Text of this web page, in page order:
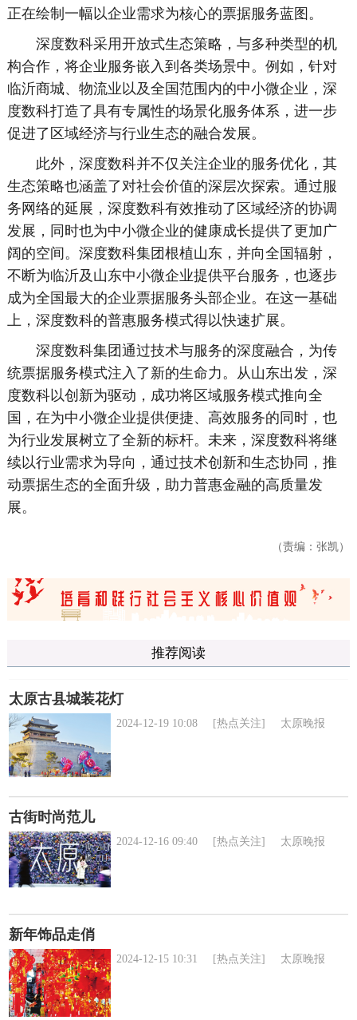
正在绘制一幅以企业需求为核心的票据服务蓝图。
深度数科采用开放式生态策略，与多种类型的机
构合作，将企业服务嵌入到各类场景中。例如，针对
临沂商城、物流业以及全国范围内的中小微企业，深
度数科打造了具有专属性的场景化服务体系，进一步
促进了区域经济与行业生态的融合发展。
此外，深度数科并不仅关注企业的服务优化，其
生态策略也涵盖了对社会价值的深层次探索。通过服
务网络的延展，深度数科有效推动了区域经济的协调
发展，同时也为中小微企业的健康成长提供了更加广
阔的空间。深度数科集团根植山东，并向全国辐射，
不断为临沂及山东中小微企业提供平台服务，也逐步
成为全国最大的企业票据服务头部企业。在这一基础
上，深度数科的普惠服务模式得以快速扩展。
深度数科集团通过技术与服务的深度融合，为传
统票据服务模式注入了新的生命力。从山东出发，深
度数科以创新为驱动，成功将区域服务模式推向全
国，在为中小微企业提供便捷、高效服务的同时，也
为行业发展树立了全新的标杆。未来，深度数科将继
续以行业需求为导向，通过技术创新和生态协同，推
动票据生态的全面升级，助力普惠金融的高质量发
展。
（责编：张凯）
推荐阅读
太原古县城装花灯
2024-12-19 10:08 [热点关注] 太原晚报
古街时尚范儿
2024-12-16 09:40 [热点关注] 太原晚报
新年饰品走俏
2024-12-15 10:31 [热点关注] 太原晚报